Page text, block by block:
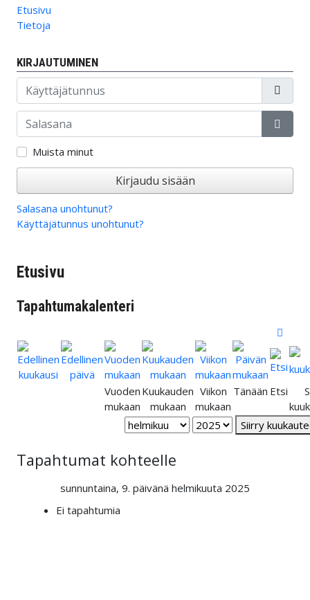
Etusivu
Tietoja
KIRJAUTUMINEN
Käyttäjätunnus
Salasana
Muista minut
Kirjaudu sisään
Salasana unohtunut?
Käyttäjätunnus unohtunut?
Etusivu
Tapahtumakalenteri
Vuoden
mukaan
Kuukauden
mukaan
Viikon
mukaan
Tänään Etsi
Siirry
Tapahtumat kohteelle
sunnuntaina, 9. päivänä helmikuuta 2025
Ei tapahtumia